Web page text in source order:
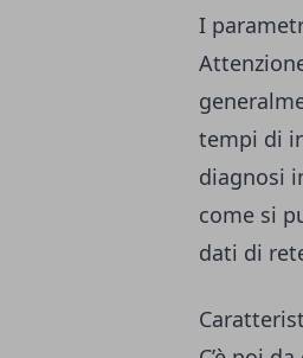
I
tempi di
diagnosi
come si
dati di